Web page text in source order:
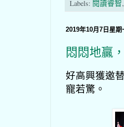
Labels: 閱讀睿智
2019年10月7日星期
悶悶地贏
好高興獲邀
寵若驚。